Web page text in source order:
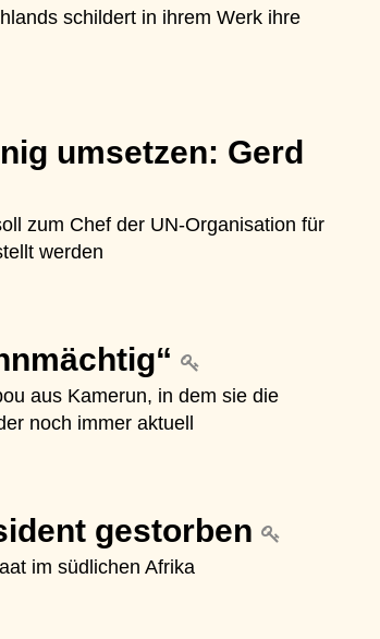
schildert in ihrem Werk ihre
umsetzen: Gerd
zum Chef der UN-Organisation für
werden
aus Kamerun, in dem sie die
noch immer aktuell
gestorben
im südlichen Afrika